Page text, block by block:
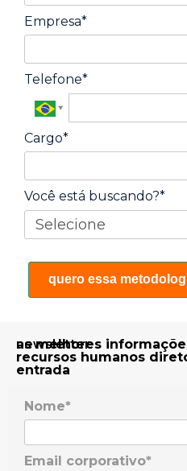
Empresa*
Telefone*
Cargo*
Você está buscando?*
quero essa
newsletter
as melhores
recursos humanos
entrada
Nome*
Email corporativo*